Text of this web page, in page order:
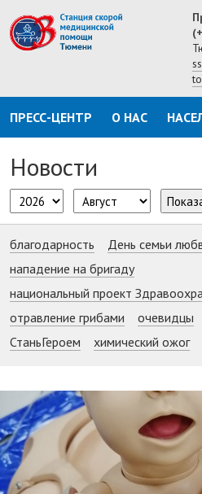
ПРЕСС-ЦЕНТР О НАС
Новости
благодарность День семьи
нападение на бригаду
национальный проект
отравление грибами
очевидцы
СтаньГероем
химический ожог